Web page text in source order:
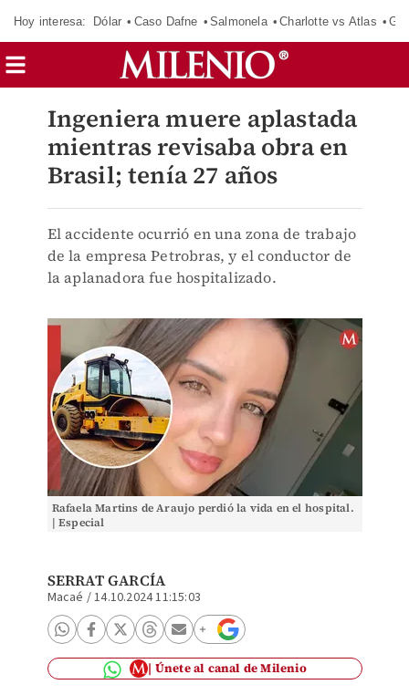
Hoy interesa: Dólar Caso Dafne Salmonela Charlotte vs Atlas
Ingeniera muere aplastada
mientras revisaba obra en
Brasil; tenía 27 años
El accidente ocurrió en una zona de trabajo
de la empresa Petrobras, y el conductor de
la aplanadora fue hospitalizado.
Rafaela Martins de Araujo perdió la vida en el hospital.
| Especial
SERRAT GARCÍA
Macaé /14.10.2024 11:15:03
Únete al canal de Milenio